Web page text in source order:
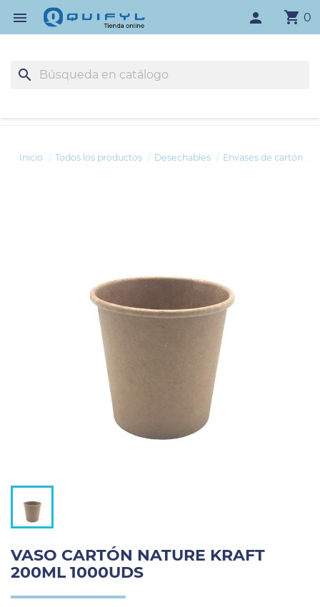
 shopping_cart 0
person
search
Inicio Todos los productos Desechables Envases de cartón
VASO CARTÓN NATURE KRAFT
200ML 1000UDS